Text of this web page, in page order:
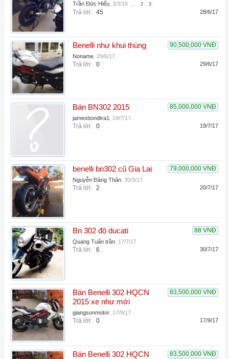
Trần Đức Hiếu 3/3/16 ... 2 3
Trả lời: 45 28/6/17
90,500,000 VNĐ
Benelli như khui thùng
Noname 29/6/17
Trả lời: 0 29/6/17
85,000,000 VNĐ
Bán BN302 2015
jamesbondtra1 19/7/17
Trả lời: 0 19/7/17
79,000,000 VNĐ
benelli bn302 cũ Gia Lai
Nguyễn Đăng Thân 30/3/17
Trả lời: 2 20/7/17
88 VNĐ
Bn 302 độ ducati
Quang Tuấn trần 17/7/17
Trả lời: 6 30/7/17
83,500,000 VNĐ
Bán Benelli 302 HQCN
2015 xe như mới
giangsonmotor 17/9/17
Trả lời: 0 17/9/17
83,500,000 VNĐ
Bán Benelli 302 HQCN